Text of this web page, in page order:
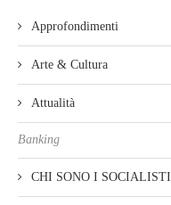
Approfondimenti
Arte & Cultura
Attualità
Banking
CHI SONO I SOCIALISTI